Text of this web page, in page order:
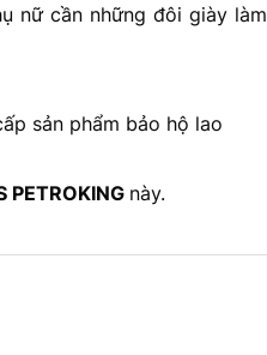
nữ cần những đôi giày làm
sản phẩm bảo hộ lao
PETROKING này.